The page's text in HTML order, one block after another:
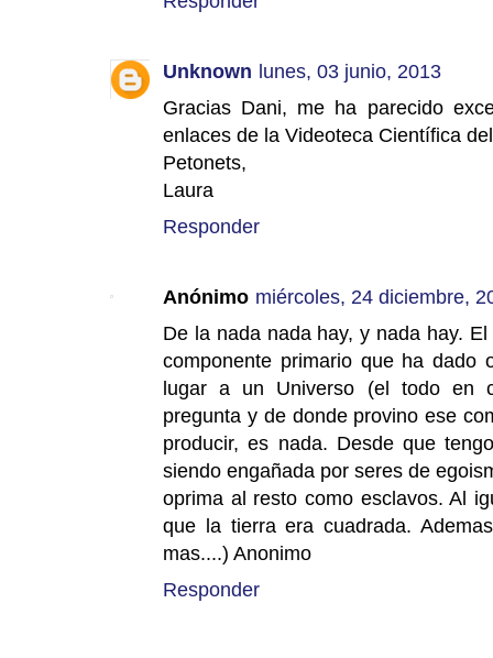
Unknown lunes, 03 junio, 2013
Gracias Dani, me ha parecido
enlaces de la Videoteca Científica
Petonets,
Laura
Responder
Anónimo miércoles, 24 diciembre,
De la nada nada hay, y nada hay.
componente primario que ha dado
lugar a un Universo (el todo en
pregunta y de donde provino ese
producir, es nada. Desde que
siendo engañada por seres de
oprima al resto como esclavos. Al
que la tierra era cuadrada.
mas....) Anonimo
Responder